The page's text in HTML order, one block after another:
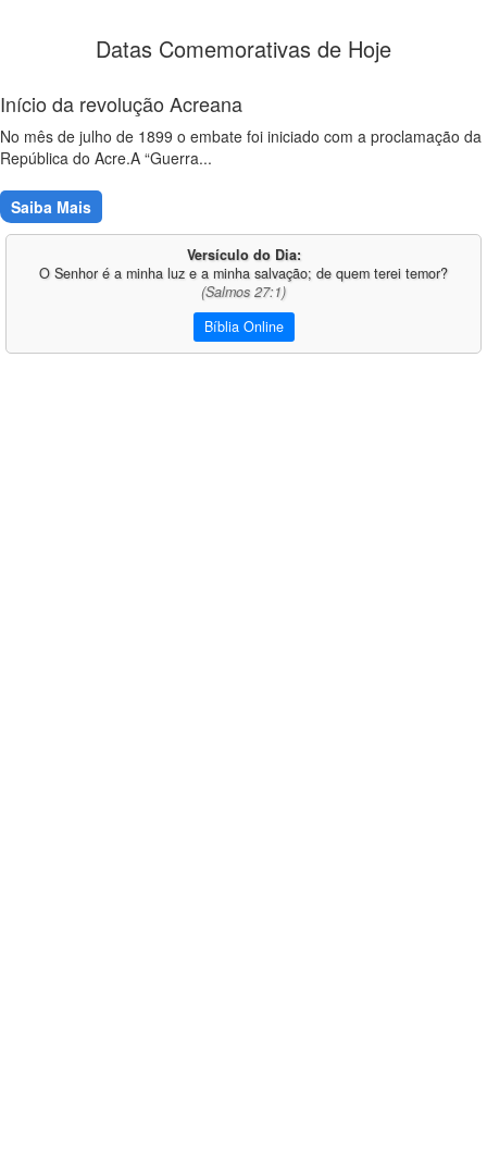
Datas Comemorativas de Hoje
Início da revolução Acreana
No mês de julho de 1899 o embate foi iniciado com a proclamação da
República do Acre.A “Guerra...
Saiba Mais
Versículo do Dia:
O Senhor é a minha luz e a minha salvação; de quem terei temor?
(Salmos 27:1)
Bíblia Online